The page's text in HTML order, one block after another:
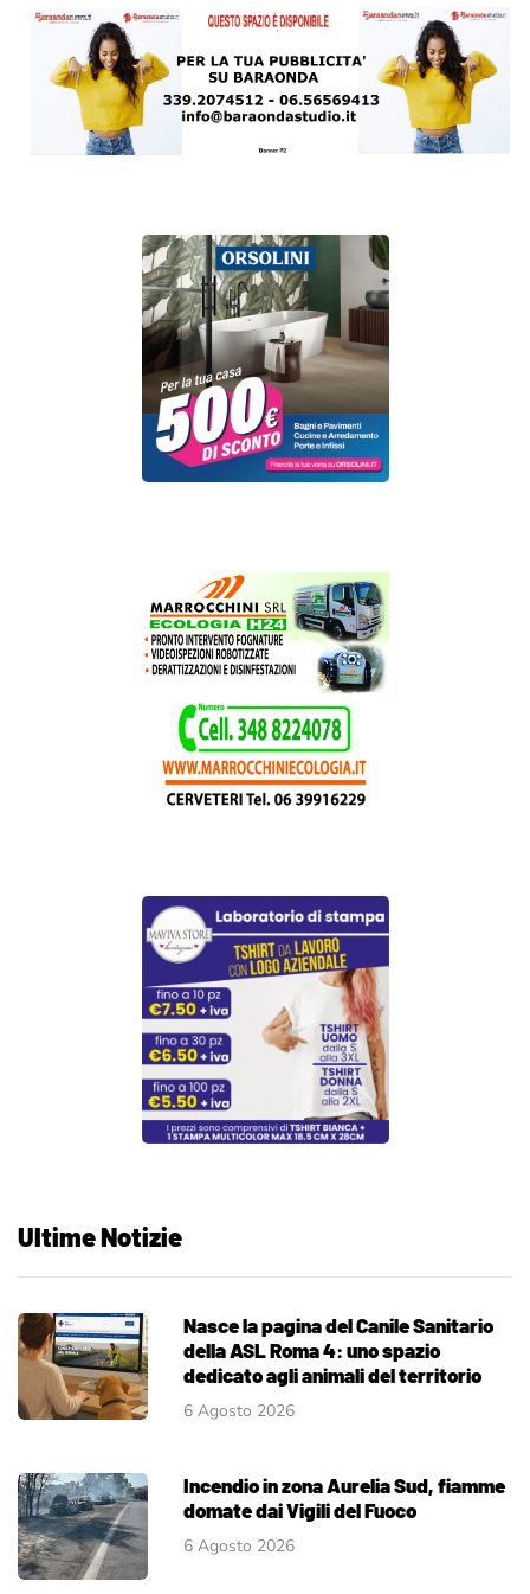
Ultime Notizie
Nasce la pagina del Canile Sanitario
della ASL Roma 4: uno spazio
dedicato agli animali del territorio
6 Agosto 2026
Incendio in zona Aurelia Sud, fiamme
domate dai Vigili del Fuoco
6 Agosto 2026